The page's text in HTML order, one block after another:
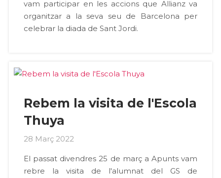
vam participar en les accions que Allianz va
organitzar a la seva seu de Barcelona per
celebrar la diada de Sant Jordi.
Rebem la visita de l'Escola
Thuya
28 Març 2022
El passat divendres 25 de març a Apunts vam
rebre la visita de l'alumnat del GS de